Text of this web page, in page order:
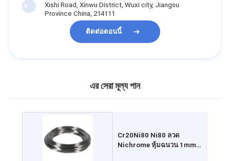
Xishi Road, Xinwu District, Wuxi city, Jiangsu
Province China, 214111
ติดต่อตอนนี้
এর সেরা মূল্য পান
Cr20Ni80 Ni80 ลวด
Nichrome หุ้มฉนวน 1mm